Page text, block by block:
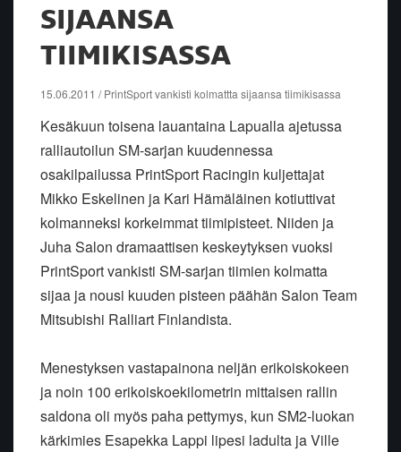
SIJAANSA
TIIMIKISASSA
15.06.2011 / PrintSport vankisti kolmattta sijaansa tiimikisassa
Kesäkuun toisena lauantaina Lapualla ajetussa
ralliautoilun SM-sarjan kuudennessa
osakilpailussa PrintSport Racingin kuljettajat
Mikko Eskelinen ja Kari Hämäläinen kotiuttivat
kolmanneksi korkeimmat tiimipisteet. Niiden ja
Juha Salon dramaattisen keskeytyksen vuoksi
PrintSport vankisti SM-sarjan tiimien kolmatta
sijaa ja nousi kuuden pisteen päähän Salon Team
Mitsubishi Ralliart Finlandista.
Menestyksen vastapainona neljän erikoiskokeen
ja noin 100 erikoiskoekilometrin mittaisen rallin
saldona oli myös paha pettymys, kun SM2-luokan
kärkimies Esapekka Lappi lipesi ladulta ja Ville